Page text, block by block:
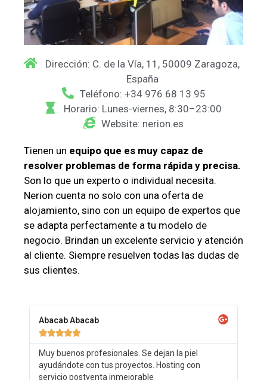
Dirección: C. de la Vía, 11, 50009 Zaragoza,
España
Teléfono: +34 976 68 13 95
Horario: Lunes-viernes, 8:30–23:00
Website: nerion.es
Tienen un equipo que es muy capaz de
resolver problemas de forma rápida y precisa.
Son lo que un experto o individual necesita.
Nerion cuenta no solo con una oferta de
alojamiento, sino con un equipo de expertos que
se adapta perfectamente a tu modelo de
negocio. Brindan un excelente servicio y atención
al cliente. Siempre resuelven todas las dudas de
sus clientes.
Abacab Abacab

Muy buenos profesionales. Se dejan la piel
ayudándote con tus proyectos. Hosting con
servicio postventa inmejorable